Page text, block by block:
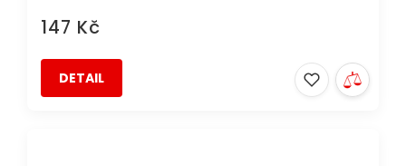
147 Kč
DETAIL